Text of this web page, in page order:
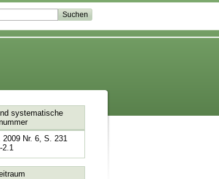
systematische
Nr. 6, S. 231
2.1